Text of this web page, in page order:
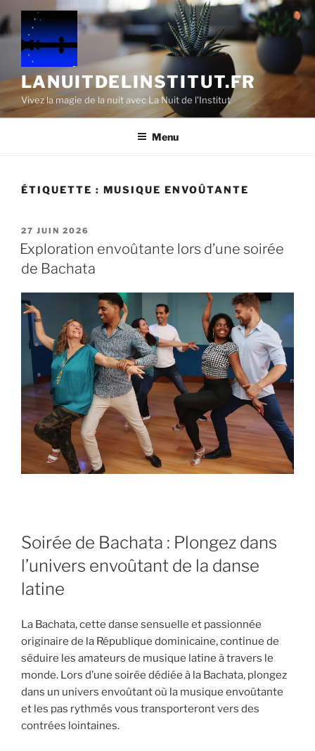
Aller
au
contenu
principal
LANUITDELINSTITUT.FR
Vivez la magie de la nuit avec La Nuit de l'Institut
Menu
ÉTIQUETTE : MUSIQUE ENVOÛTANTE
PUBLIÉ
LE
27 JUIN 2026
Exploration envoûtante lors d’une soirée
de Bachata
Soirée de Bachata : Plongez dans
l’univers envoûtant de la danse
latine
La Bachata, cette danse sensuelle et passionnée
originaire de la République dominicaine, continue de
séduire les amateurs de musique latine à travers le
monde. Lors d’une soirée dédiée à la Bachata, plongez
dans un univers envoûtant où la musique envoûtante
et les pas rythmés vous transporteront vers des
contrées lointaines.